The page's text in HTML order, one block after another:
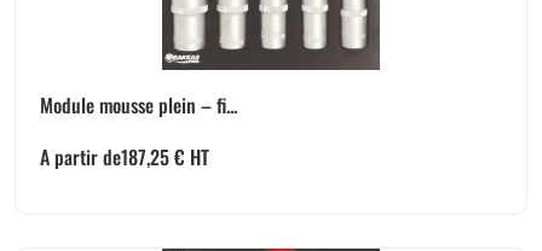
Module mousse plein – fi...
A partir de187,25€ HT